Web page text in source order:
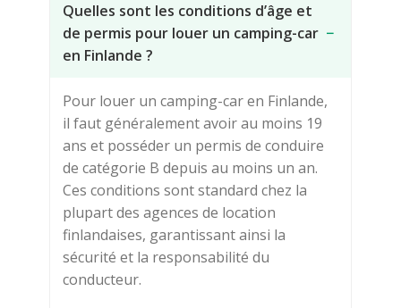
Quelles sont les conditions d’âge et
de permis pour louer un camping-car
en Finlande ?
−
Pour louer un camping-car en Finlande,
il faut généralement avoir au moins 19
ans et posséder un permis de conduire
de catégorie B depuis au moins un an.
Ces conditions sont standard chez la
plupart des agences de location
finlandaises, garantissant ainsi la
sécurité et la responsabilité du
conducteur.